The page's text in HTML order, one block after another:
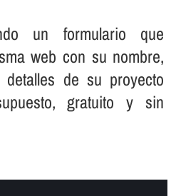
un formulario que
web con su nombre,
de su proyecto
gratuito y sin